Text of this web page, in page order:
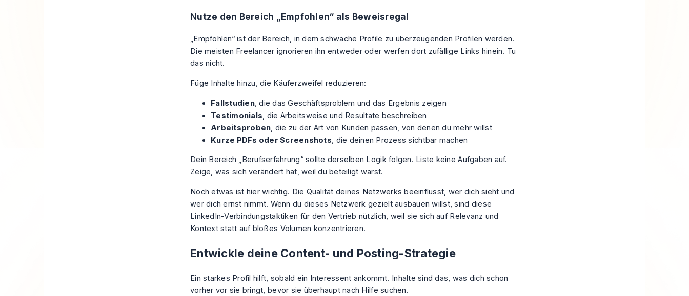
Nutze den Bereich „Empfohlen“ als Beweisregal
„Empfohlen“ ist der Bereich, in dem schwache Profile zu überzeugenden Profilen werden.
Die meisten Freelancer ignorieren ihn entweder oder werfen dort zufällige Links hinein. Tu
das nicht.
Füge Inhalte hinzu, die Käuferzweifel reduzieren:
Fallstudien, die das Geschäftsproblem und das Ergebnis zeigen
Testimonials, die Arbeitsweise und Resultate beschreiben
Arbeitsproben, die zu der Art von Kunden passen, von denen du mehr willst
Kurze PDFs oder Screenshots, die deinen Prozess sichtbar machen
Dein Bereich „Berufserfahrung“ sollte derselben Logik folgen. Liste keine Aufgaben auf.
Zeige, was sich verändert hat, weil du beteiligt warst.
Noch etwas ist hier wichtig. Die Qualität deines Netzwerks beeinflusst, wer dich sieht und
wer dich ernst nimmt. Wenn du dieses Netzwerk gezielt ausbauen willst, sind diese
LinkedIn-Verbindungstaktiken für den Vertrieb nützlich, weil sie sich auf Relevanz und
Kontext statt auf bloßes Volumen konzentrieren.
Entwickle deine Content- und Posting-Strategie
Ein starkes Profil hilft, sobald ein Interessent ankommt. Inhalte sind das, was dich schon
vorher vor sie bringt, bevor sie überhaupt nach Hilfe suchen.